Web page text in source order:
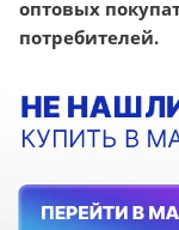
оптовых
потребителей.